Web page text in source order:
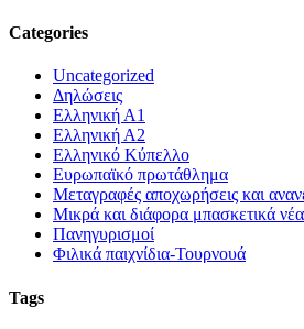
Categories
Uncategorized
Δηλώσεις
Ελληνική Α1
Ελληνική Α2
Ελληνικό Κύπελλο
Ευρωπαϊκό πρωτάθλημα
Μεταγραφές αποχωρήσεις και
Μικρά και διάφορα μπασκετικά νέα
Πανηγυρισμοί
Φιλικά παιχνίδια-Τουρνουά
Tags